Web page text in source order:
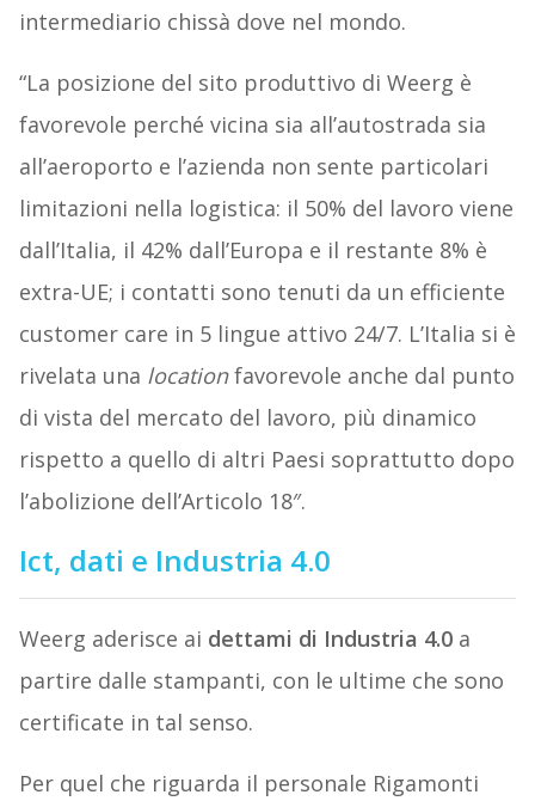
intermediario chissà dove nel mondo.
“La posizione del sito produttivo di Weerg è
favorevole perché vicina sia all’autostrada sia
all’aeroporto e l’azienda non sente particolari
limitazioni nella logistica: il 50% del lavoro viene
dall’Italia, il 42% dall’Europa e il restante 8% è
extra-UE; i contatti sono tenuti da un efficiente
customer care in 5 lingue attivo 24/7. L’Italia si è
rivelata una locationfavorevole anche dal punto
di vista del mercato del lavoro, più dinamico
rispetto a quello di altri Paesi soprattutto dopo
l’abolizione dell’Articolo 18″.
Ict, dati e Industria 4.0
Weerg aderisce ai dettami di Industria 4.0a
partire dalle stampanti, con le ultime che sono
certificate in tal senso.
Per quel che riguarda il personale Rigamonti